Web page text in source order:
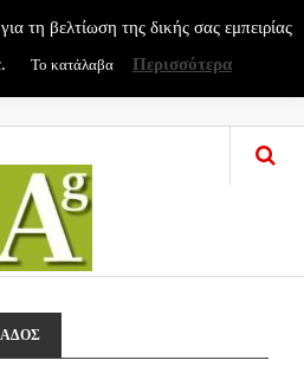
τη βελτίωση της δικής σας εμπειρίας
Το κατάλαβα Περισσότερα